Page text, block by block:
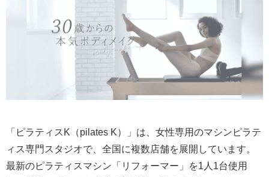
「ピラティスK（pilates K）」は、女性専用のマシンピラテ
ィス専門スタジオで、全国に複数店舗を展開しています。
最新のピラティスマシン「リフォーマー」を1人1台使用